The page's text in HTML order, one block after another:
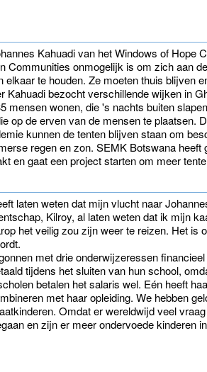
Kahuadi van het Windows of Hope
Communities onmogelijk is om zich aan
elkaar te houden. Ze moeten thuis blijven
Kahuadi bezocht verschillende wijken in
mensen wonen, die 's nachts buiten
op de erven van de mensen te plaatsen.
kunnen de tenten blijven staan om
regen en zon. SEMK Botswana heeft
en gaat een project starten om meer
laten weten dat mijn vlucht naar
Kilroy, al laten weten dat ik mijn
het veilig zou zijn weer te reizen. Het is
met drie onderwijzeressen
tijdens het sluiten van hun school,
betalen het salaris wel. Eén heeft
met haar opleiding. We hebben
Omdat er wereldwijd veel
en zijn er meer ondervoede kinderen